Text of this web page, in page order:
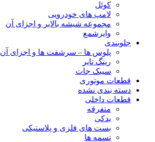
کوئل
لامپ های خودرویی
مجموعه شیشه بالابر و اجزای آن
وایرشمع
جلوبندی
پلوس ها – سرشفت ها و اجزای آن
رینگ تایر
سیبک جات
قطعات موتوری
دسته بندی نشده
قطعات داخلی
متفرقه
یدکی
بست های فلزی و پلاستیکی
تسمه ها